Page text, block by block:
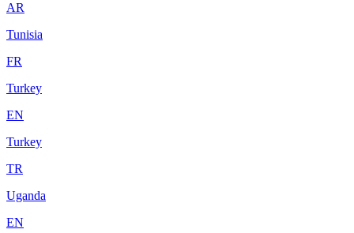
AR
Tunisia
FR
Turkey
EN
Turkey
TR
Uganda
EN